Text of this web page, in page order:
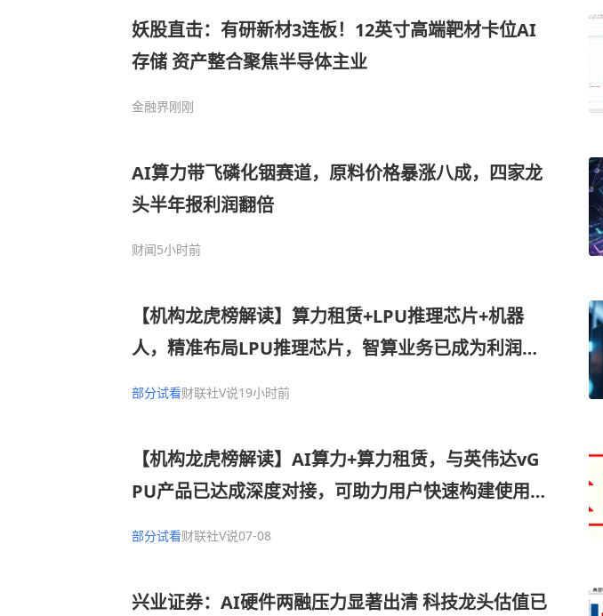
妖股直击：有研新材3连板！12英寸高端靶材卡位AI
存储 资产整合聚焦半导体主业
金融界刚刚
AI算力带飞磷化铟赛道，原料价格暴涨八成，四家龙
头半年报利润翻倍
财闻5小时前
【机构龙虎榜解读】算力租赁+LPU推理芯片+机器
人，精准布局LPU推理芯片，智算业务已成为利润增
获净买入
部分试看财联社V说19小时前
【机构龙虎榜解读】AI算力+算力租赁，与英伟达vG
PU产品已达成深度对接，可助力用户快速构建使用G
入
部分试看财联社V说07-08
兴业证券：AI硬件两融压力显著出清 科技龙头估值已